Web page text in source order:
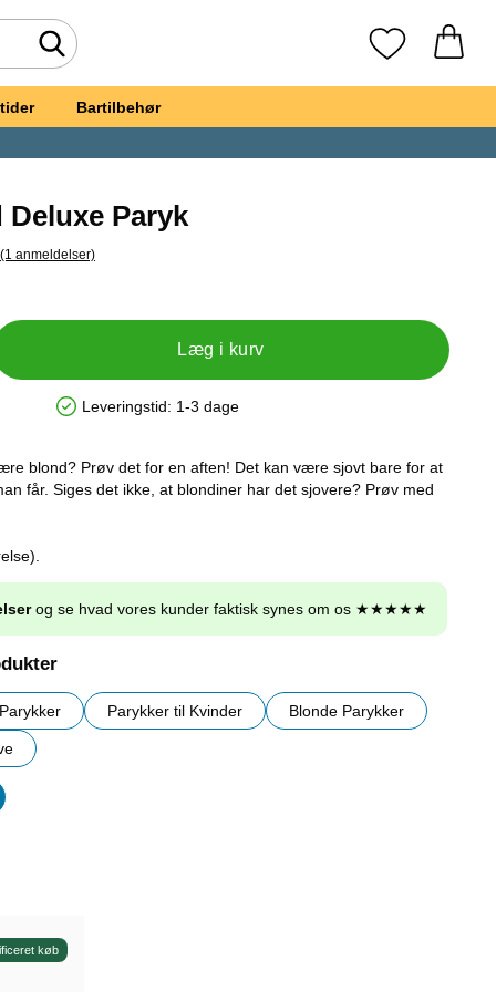
Foretag søgning Mine favoritter
Bartilbehør
Deluxe Paryk
til alle anmeldelser
(1 anmeldelser)
Læg i kurv
Produkttilgængelighed: På lager
Leveringstid: 1-3 dage
blond? Prøv det for en aften! Det kan være sjovt bare for at
får. Siges det ikke, at blondiner har det sjovere? Prøv med
og se hvad vores kunder faktisk synes om os ★★★★★
Parykker Parykker til Kvinder Blonde Parykker
køb